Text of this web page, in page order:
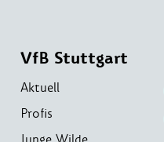
VfB Stuttgart
Aktuell
Profis